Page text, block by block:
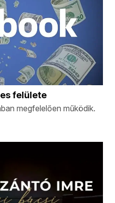
felülete
megfelelően működik.